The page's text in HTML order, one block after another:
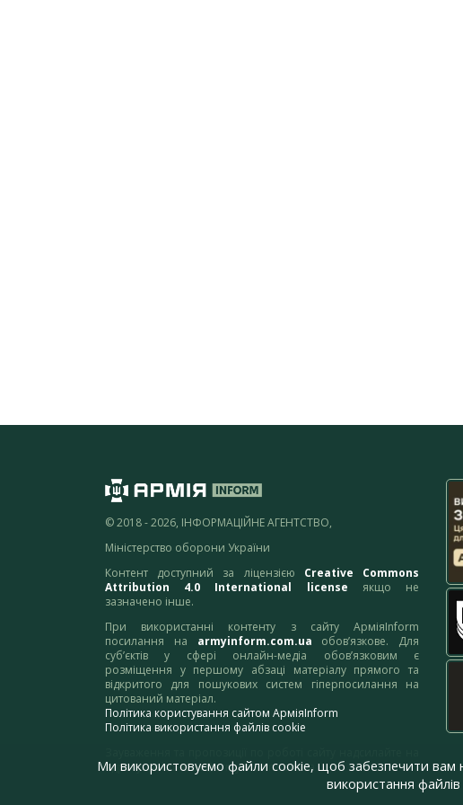
© 2018 - 2026, ІНФОРМАЦІЙНЕ АГЕНТСТВО,
Міністерство оборони України
Контент доступний за ліцензією Creative Commons
Attribution 4.0 International license якщо не
зазначено інше.
При використанні контенту з сайту АрміяInform
посилання на armyinform.com.ua обов’язкове. Для
суб’єктів у сфері онлайн-медіа обов’язковим є
розміщення у першому абзаці матеріалу прямого та
відкритого для пошукових систем гіперпосилання на
цитований матеріал.
Політика користування сайтом АрміяInform
Політика використання файлів cookie
адресу:webmaster@armyinform.com.ua
Ми використовуємо файли cookie, щоб забезпечити вам
використання